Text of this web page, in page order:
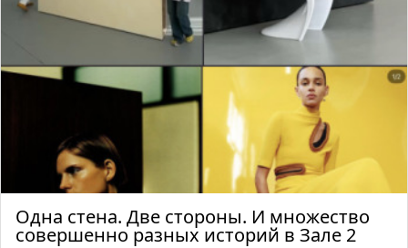
Одна стена. Две стороны. И множество
совершенно разных историй в Зале 2